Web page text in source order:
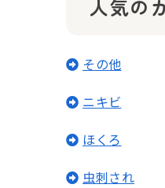
人気の
その他
ニキビ
ほくろ
虫刺され